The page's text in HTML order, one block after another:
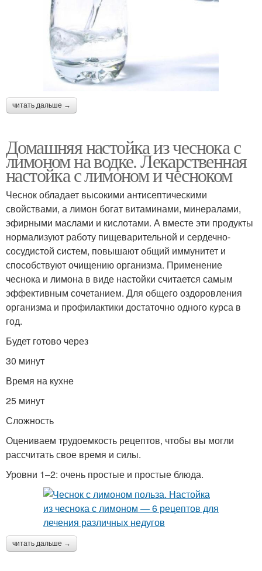
читать дальше →
Домашняя настойка из чеснока с
лимоном на водке. Лекарственная
настойка с лимоном и чесноком
Чеснок обладает высокими антисептическими
свойствами, а лимон богат витаминами, минералами,
эфирными маслами и кислотами. А вместе эти продукты
нормализуют работу пищеварительной и сердечно-
сосудистой систем, повышают общий иммунитет и
способствуют очищению организма. Применение
чеснока и лимона в виде настойки считается самым
эффективным сочетанием. Для общего оздоровления
организма и профилактики достаточно одного курса в
год.
Будет готово через
30 минут
Время на кухне
25 минут
Сложность
Оцениваем трудоемкость рецептов, чтобы вы могли
рассчитать свое время и силы.
Уровни 1–2: очень простые и простые блюда.
читать дальше →